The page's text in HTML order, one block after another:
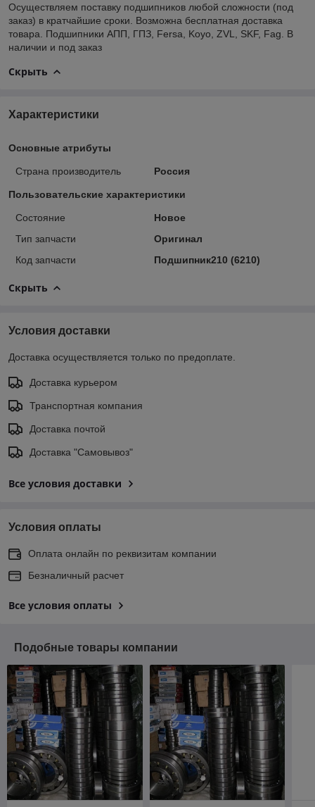
Осуществляем поставку подшипников любой сложности (под
заказ) в кратчайшие сроки. Возможна бесплатная доставка
товара. Подшипники АПП, ГПЗ, Fersa, Koyo, ZVL, SKF, Fag. В
наличии и под заказ
Скрыть
Характеристики
Основные атрибуты
Страна производитель Россия
Пользовательские характеристики
Состояние
Новое
Тип запчасти
Оригинал
Код запчасти
Подшипник210 (6210)
Скрыть
Условия доставки
Доставка осуществляется только по предоплате.
Доставка курьером
Транспортная компания
Доставка почтой
Доставка "Самовывоз"
Все условия доставки
Условия оплаты
Оплата онлайн по реквизитам компании
Безналичный расчет
Все условия оплаты
Подобные товары компании